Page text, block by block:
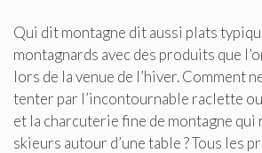
Qui dit montagne dit aussi plats
montagnards avec des produits que
lors de la venue de l’hiver. Comment
tenter par l’incontournable raclette
et la charcuterie fine de montagne
skieurs autour d’une table ? Tous les